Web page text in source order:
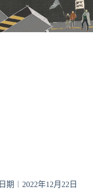
日期︱2022年12月22日